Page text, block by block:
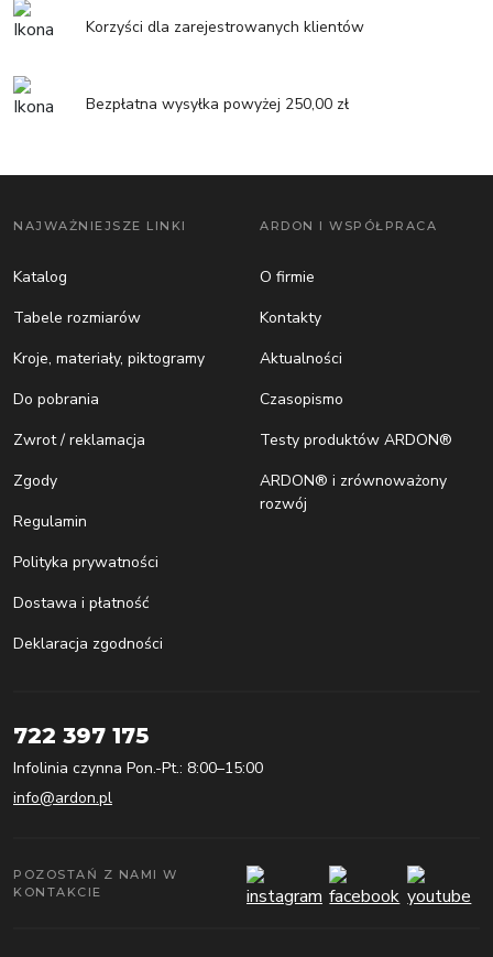
Korzyści dla zarejestrowanych klientów
Bezpłatna wysyłka powyżej 250,00 zł
NAJWAŻNIEJSZE LINKI
Katalog
Tabele rozmiarów
Kroje, materiały, piktogramy
Do pobrania
Zwrot / reklamacja
Zgody
Regulamin
Polityka prywatności
Dostawa i płatność
Deklaracja zgodności
ARDON I WSPÓŁPRACA
O firmie
Kontakty
Aktualności
Czasopismo
Testy produktów ARDON®
ARDON® i zrównoważony
rozwój
722 397 175
Infolinia czynna Pon.-Pt.: 8:00–15:00
info@ardon.pl
POZOSTAŃ Z NAMI W
KONTAKCIE